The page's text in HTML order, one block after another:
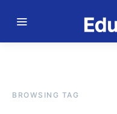
BROWSING TAG